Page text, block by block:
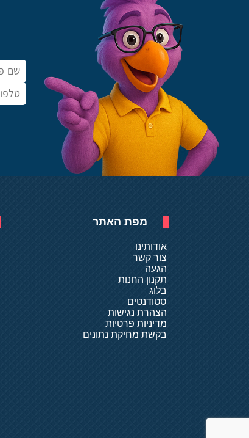
מפת האתר
אודותינו
צור קשר
הגעה
תקנון החנות
בלוג
סטודנטים
הצהרת נגישות
מדיניות פרטיות
בקשת מחיקת נתונים